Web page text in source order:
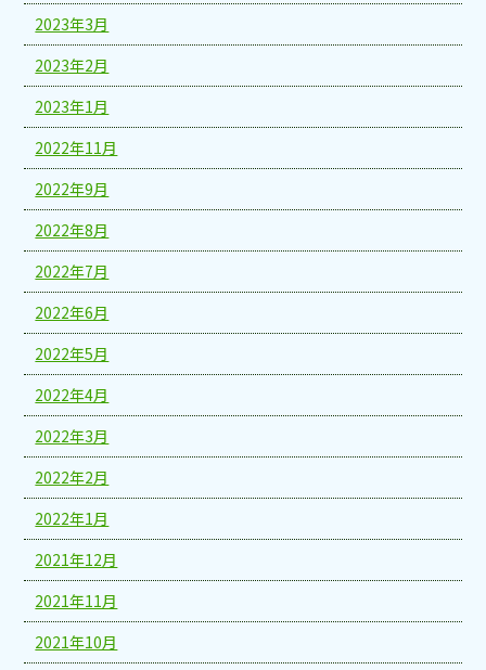
2023年3月
2023年2月
2023年1月
2022年11月
2022年9月
2022年8月
2022年7月
2022年6月
2022年5月
2022年4月
2022年3月
2022年2月
2022年1月
2021年12月
2021年11月
2021年10月